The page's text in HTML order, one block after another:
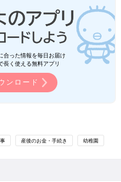
合った情報を毎日お届け
長く使える無料アプリ
ンロード
産後のお金・手続き 幼稚園